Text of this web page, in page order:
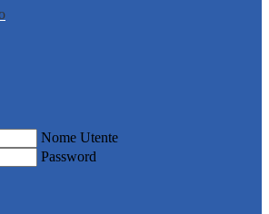
Nome Utente
Password